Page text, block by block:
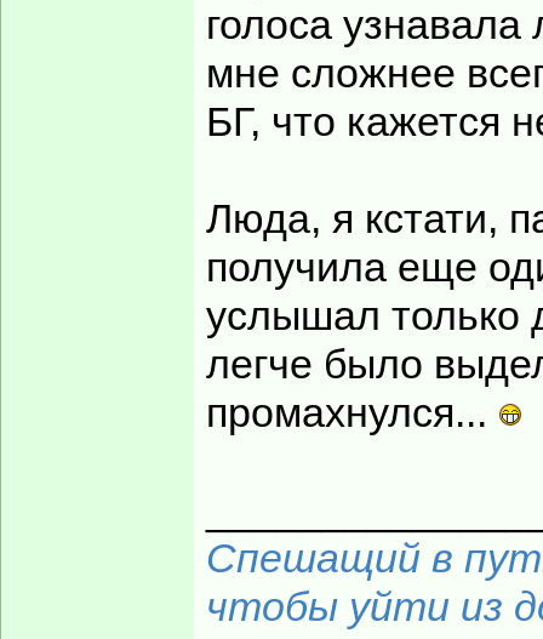
голоса
мне сложнее
БГ, что кажется
Люда, я кстати,
получила еще
услышал только
легче было
промахнулся...
Спешащий в
чтобы уйти из